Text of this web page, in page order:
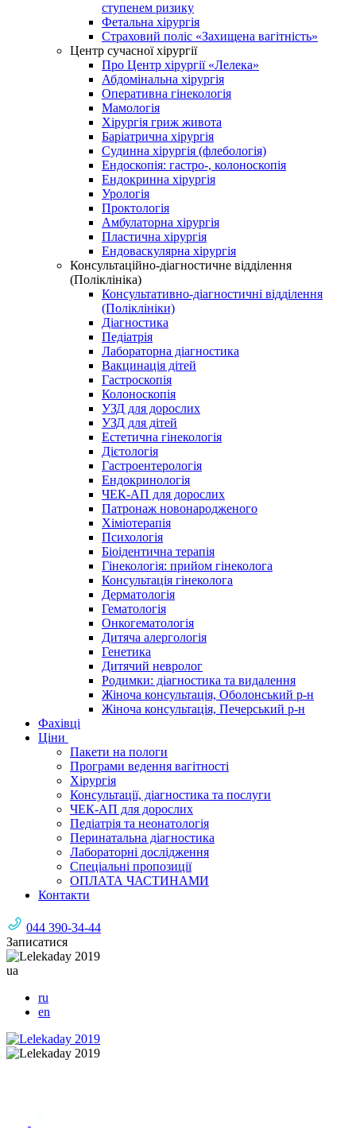
ступенем ризику
Фетальна хірургія
Страховий поліс «Захищена вагітність»
Центр сучасної хірургії
Про Центр хірургії «Лелека»
Абдомінальна хірургія
Оперативна гінекологія
Мамологія
Хірургія гриж живота
Баріатрична хірургія
Судинна хірургія (флебологія)
Ендоскопія: гастро-, колоноскопія
Ендокринна хірургія
Урологія
Проктологія
Амбулаторна хірургія
Пластична хірургія
Ендоваскулярна хірургія
Консультаційно-діагностичне відділення
(Поліклініка)
Консультативно-діагностичні відділення
(Поліклініки)
Діагностика
Педіатрія
Лабораторна діагностика
Вакцинація дітей
Гастроскопія
Колоноскопія
УЗД для дорослих
УЗД для дітей
Естетична гінекологія
Дієтологія
Гастроентерологія
Ендокринологія
ЧЕК-АП для дорослих
Патронаж новонародженого
Хіміотерапія
Психологія
Біоідентична терапія
Гінекологія: прийом гінеколога
Консультація гінеколога
Дерматологія
Гематологія
Онкогематологія
Дитяча алергологія
Генетика
Дитячий невролог
Родимки: діагностика та видалення
Жіноча консультація, Оболонський р-н
Жіноча консультація, Печерський р-н
Фахівці
Ціни
Пакети на пологи
Програми ведення вагітності
Хірургія
Консультації, діагностика та послуги
ЧЕК-АП для дорослих
Педіатрія та неонатологія
Перинатальна діагностика
Лабораторні дослідження
Спеціальні пропозиції
ОПЛАТА ЧАСТИНАМИ
Контакти
044 390-34-44
Записатися
ua
ru
en